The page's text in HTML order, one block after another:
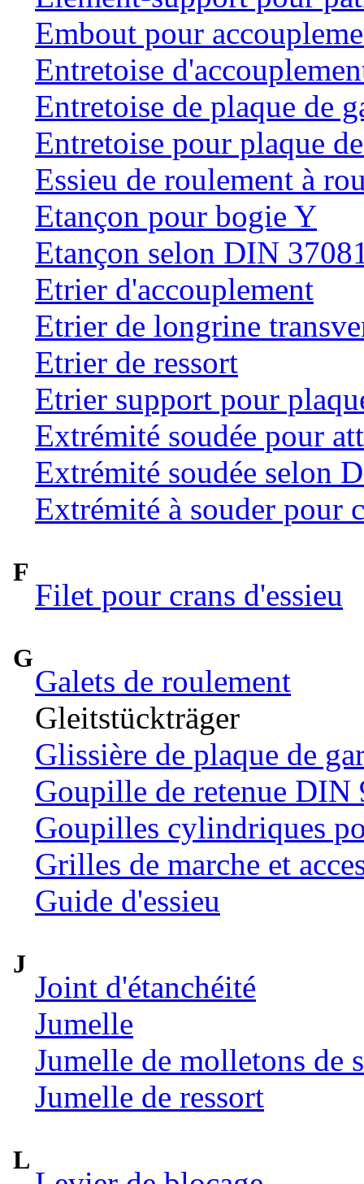
Embout pour
Entretoise
Entretoise de plaque de
Entretoise pour plaque
Essieu de roulement à
Etançon pour bogie Y
Etançon selon DIN
Etrier d'accouplement
Etrier de longrine
Etrier de ressort
Etrier support pour
Extrémité soudée pour
Extrémité soudée selon
Extrémité à souder pour
F
Filet pour crans d'essieu
G
Galets de roulement
Gleitstückträger
Glissière de plaque de
Goupille de retenue DIN
Goupilles cylindriques
Grilles de marche et
Guide d'essieu
J
Joint d'étanchéité
Jumelle
Jumelle de molletons de
Jumelle de ressort
L